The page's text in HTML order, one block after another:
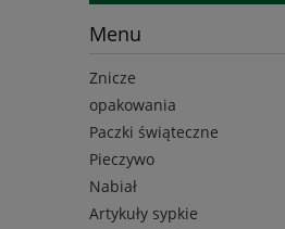
Menu
Znicze
opakowania
Paczki świąteczne
Pieczywo
Nabiał
Artykuły sypkie